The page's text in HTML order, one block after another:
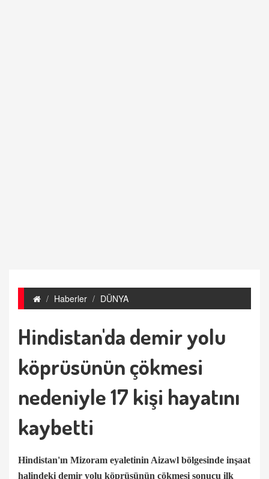
Haberler DÜNYA
Hindistan'da demir yolu
köprüsünün çökmesi
nedeniyle 17 kişi hayatını
kaybetti
Hindistan'ın Mizoram eyaletinin Aizawl bölgesinde inşaat
halindeki demir yolu köprüsünün çökmesi sonucu ilk